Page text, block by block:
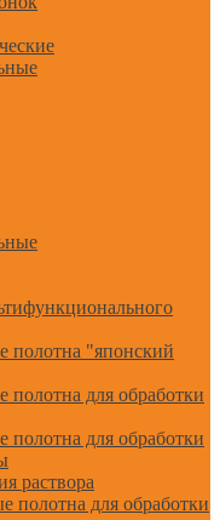
полотна "японский
для обработки
для обработки
раствора
полотна для обработки